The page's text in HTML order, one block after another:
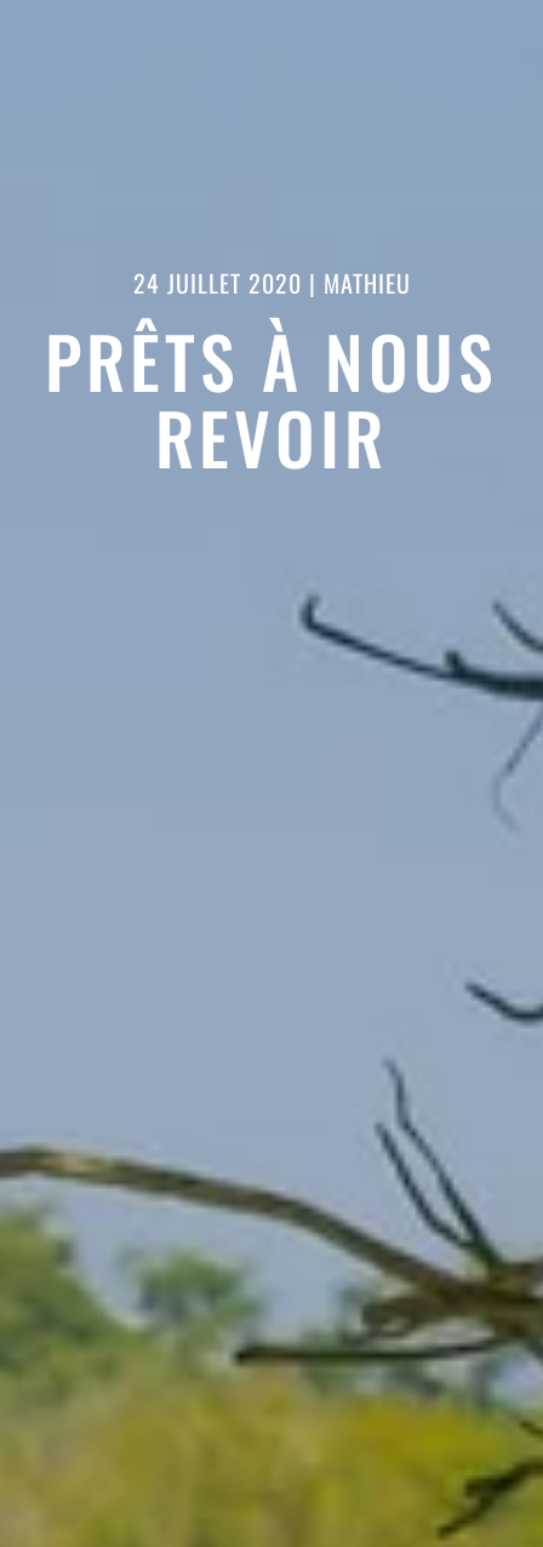
24 JUILLET 2020 | MATHIEU
PRÊTS À NOUS
REVOIR